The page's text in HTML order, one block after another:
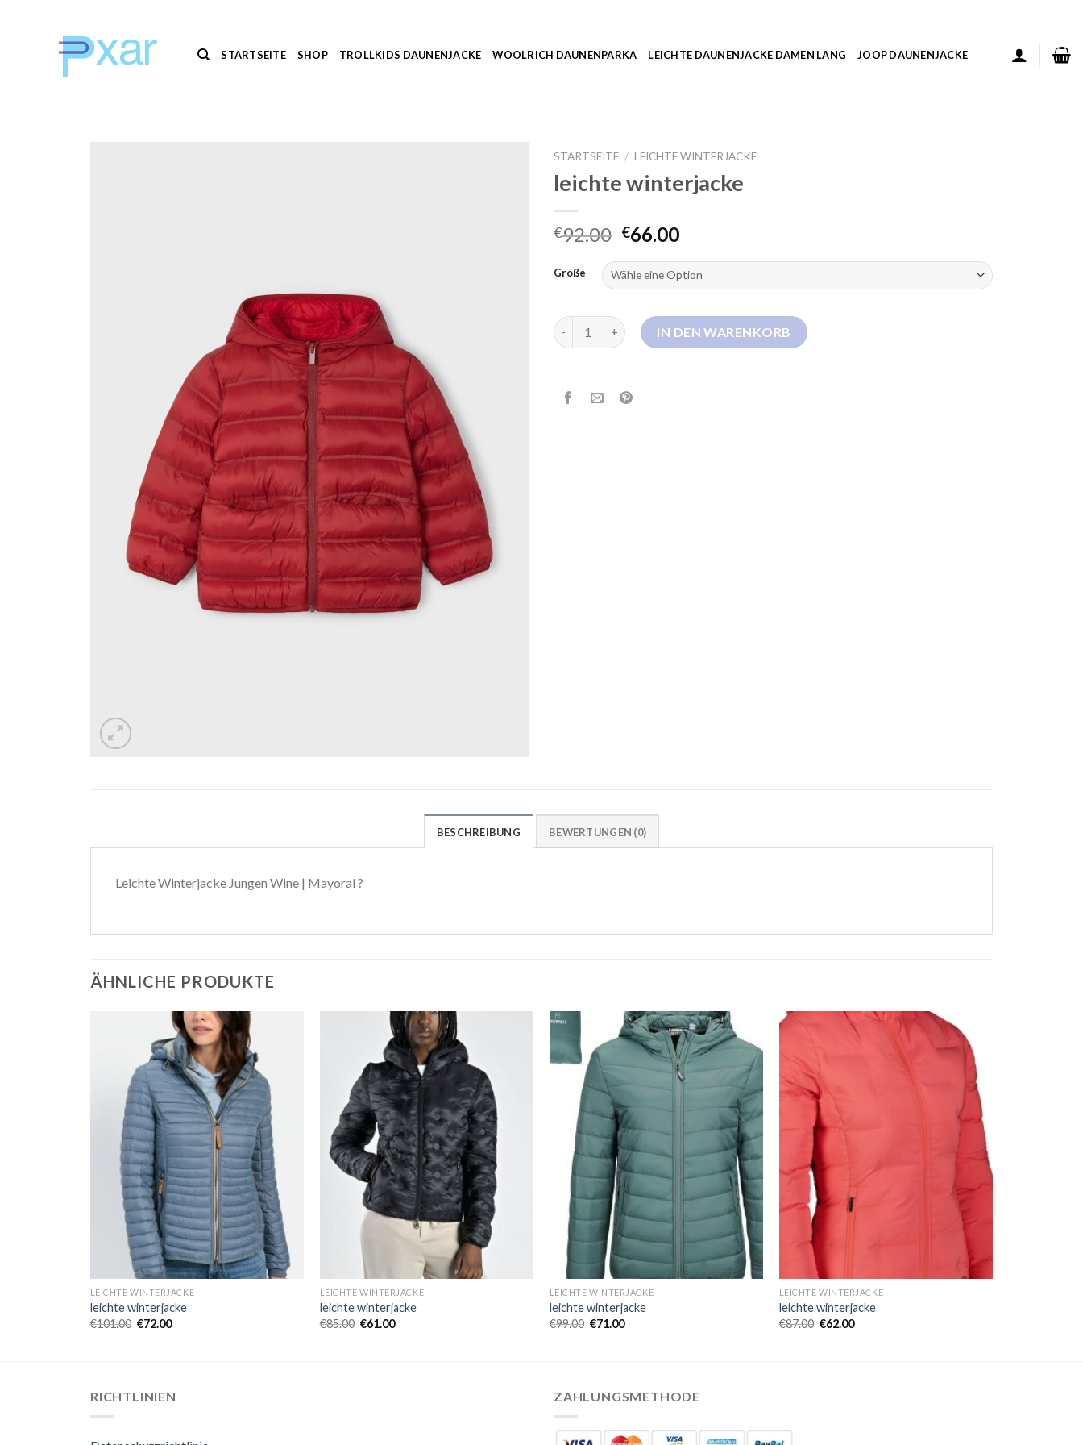
STARTSEITE SHOP TROLLKIDS DAUNENJACKE WOOLRICH DAUNENPARKA LEICHTE DAUNENJACKE DAMEN LANG JOOP DAUNENJACKE
STARTSEITE / LEICHTE WINTERJACKE
leichte winterjacke
€92.00 €66.00
Größe
leichte winterjacke MengeIN DEN WARENKORB
BESCHREIBUNG BEWERTUNGEN (0)
Leichte Winterjacke Jungen Wine | Mayoral ?
ÄHNLICHE PRODUKTE
LEICHTE WINTERJACKE
leichte winterjacke
€101.00 €72.00
LEICHTE WINTERJACKE
leichte winterjacke
€85.00 €61.00
LEICHTE WINTERJACKE
leichte winterjacke
€99.00 €71.00
LEICHTE WINTERJACKE
leichte winterjacke
€87.00 €62.00
RICHTLINIEN ZAHLUNGSMETHODE